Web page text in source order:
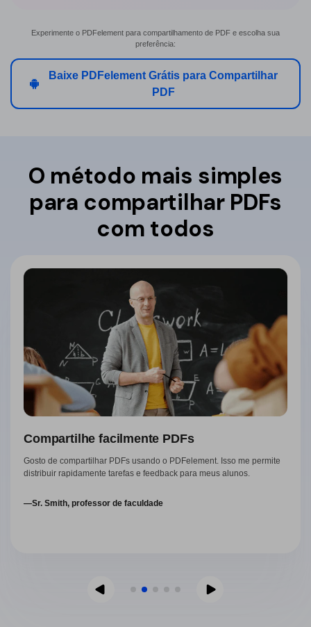
Experimente o PDFelement para compartilhamento de PDF e escolha sua
preferência:
Baixe PDFelement Grátis para Compartilhar
PDF
O método mais simples
para compartilhar PDFs
com todos
Compartilhe facilmente PDFs
Gosto de compartilhar PDFs usando o PDFelement. Isso me permite
distribuir rapidamente tarefas e feedback para meus alunos.
—Sr. Smith, professor de faculdade